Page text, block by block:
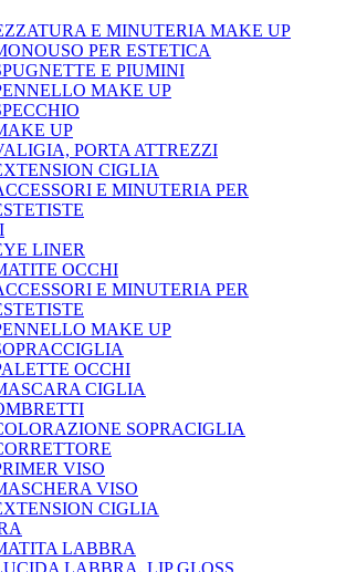
E MINUTERIA MAKE UP
PER ESTETICA
E PIUMINI
MAKE UP
UP
PORTA ATTREZZI
CIGLIA
E MINUTERIA PER
LINER
OCCHI
E MINUTERIA PER
MAKE UP
OCCHI
CIGLIA
SOPRACIGLIA
VISO
VISO
CIGLIA
LABBRA
LABBRA, LIP GLOSS